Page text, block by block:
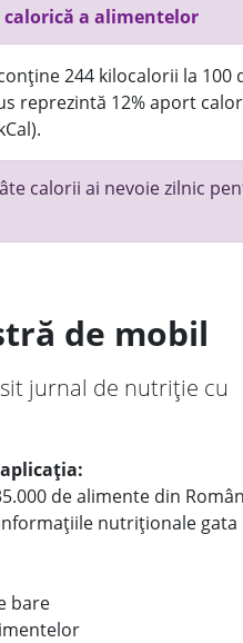
a alimentelor
244 kilocalorii la 100
reprezintă 12% aport
calorii ai nevoie zilnic
de mobil
jurnal de nutriție cu
de alimente din
nutriționale gata
bare